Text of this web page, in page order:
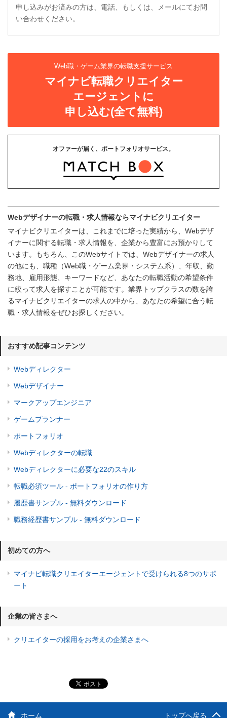
申し込みがお済みの方は、電話、もしくは、メールにてお問
い合わせください。
Web職・ゲーム業界の転職支援サービス
マイナビ転職クリエイター
エージェントに
申し込む(全て無料)
オファーが届く、ポートフォリオサービス。
Webデザイナーの転職・求人情報ならマイナビクリエイター
マイナビクリエイターは、これまでに培った実績から、Webデザ
イナーに関する転職・求人情報を、企業から豊富にお預かりして
います。もちろん、このWebサイトでは、Webデザイナーの求人
の他にも、職種（Web職・ゲーム業界・システム系）、年収、勤
務地、雇用形態、キーワードなど、あなたの転職活動の希望条件
に絞って求人を探すことが可能です。業界トップクラスの数を誇
るマイナビクリエイターの求人の中から、あなたの希望に合う転
職・求人情報をぜひお探しください。
おすすめ記事コンテンツ
Webディレクター
Webデザイナー
マークアップエンジニア
ゲームプランナー
ポートフォリオ
Webディレクターの転職
Webディレクターに必要な22のスキル
転職必須ツール - ポートフォリオの作り方
履歴書サンプル - 無料ダウンロード
職務経歴書サンプル - 無料ダウンロード
初めての方へ
マイナビ転職クリエイターエージェントで受けられる8つのサポ
ート
企業の皆さまへ
クリエイターの採用をお考えの企業さまへ
ホーム トップへ戻る